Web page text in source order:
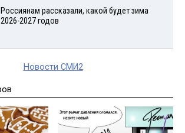
Россиянам рассказали, какой будет зима
2026-2027 годов
Новости СМИ2